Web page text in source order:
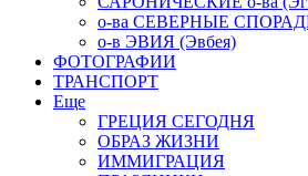
о-ва СЕВЕРНЫЕ
о-в ЭВИЯ (Эвбея)
ФОТОГРАФИИ
ТРАНСПОРТ
Еще
ГРЕЦИЯ СЕГОДНЯ
ОБРАЗ ЖИЗНИ
ИММИГРАЦИЯ